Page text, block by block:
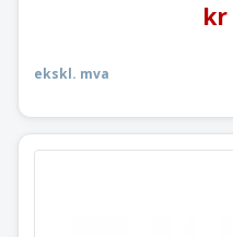
kr
ekskl. mva